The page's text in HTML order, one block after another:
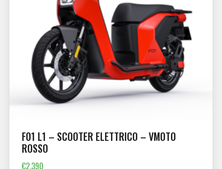
F01 L1 – SCOOTER ELETTRICO – VMOTO
ROSSO
€2,390